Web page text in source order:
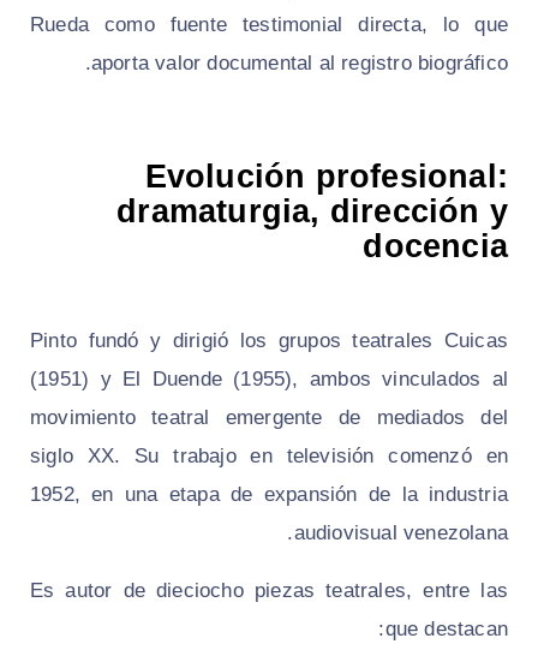
Rueda como fuente testimonial directa, lo que
aporta valor documental al registro biográfico.
Evolución profesional:
dramaturgia, dirección y
docencia
Pinto fundó y dirigió los grupos teatrales Cuicas
(1951) y El Duende (1955), ambos vinculados al
movimiento teatral emergente de mediados del
siglo XX. Su trabajo en televisión comenzó en
1952, en una etapa de expansión de la industria
audiovisual venezolana.
Es autor de dieciocho piezas teatrales, entre las
que destacan: